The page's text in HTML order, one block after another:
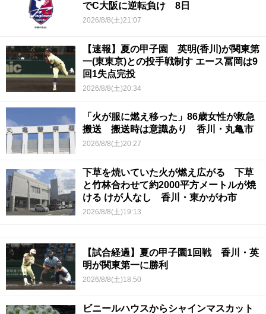
でC大阪に逆転負け 8日
2026/8/8(土)21:07
【速報】夏の甲子園 英明(香川)が関東第
一(東東京)との投手戦制す エース冨岡は9
回1失点完投
2026/8/8(土)20:34
「火が服に燃え移った」86歳女性が救急
搬送 搬送時は意識あり 香川・丸亀市
2026/8/8(土)20:27
下草を焼いていた火が燃え広がる 下草
と竹林合わせて約2000平方メートルが焼
ける けが人なし 香川・東かがわ市
2026/8/8(土)19:13
【試合経過】夏の甲子園1回戦 香川・英
明が関東第一に勝利
2026/8/8(土)18:50
ビニールハウスからシャインマスカット